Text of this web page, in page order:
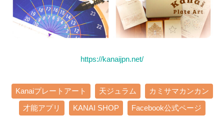
https://kanaijpn.net/
Kanaiプレートアート 天ジュラム
カミサマカンカン
才能アプリ
KANAI SHOP Facebook公式ページ